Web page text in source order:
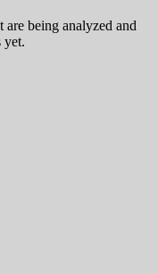
are being analyzed and
yet.